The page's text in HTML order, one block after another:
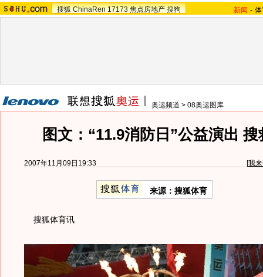
搜狐 ChinaRen 17173 焦点房地产 搜狗 新闻 -
奥运频道 > 08奥运图库
图文：“11.9消防日”公益演出
2007年11月09日19:33 [我
来源：搜狐体育
搜狐体育讯